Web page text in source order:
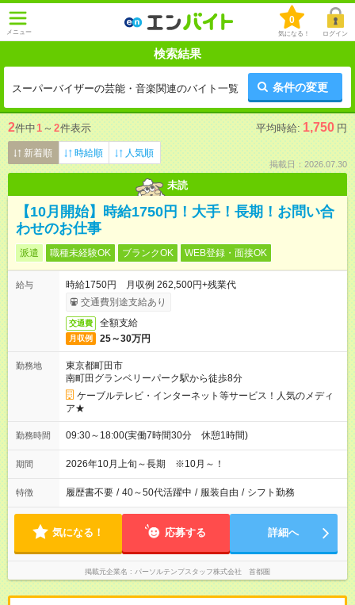
メニュー
0
気になる！ ログイン
検索結果
スーパーバイザーの芸能・音楽関連のバイト一覧 条件の変更
2件中1 ～ 2件表示 平均時給: 1,750 円
新着順 時給順 人気順
掲載日：2026.07.30
未読
【10月開始】時給1750円！大手！長期！お問い合
わせのお仕事
派遣 職種未経験OK ブランクOK WEB登録・面接OK
給与
時給1750円 月収例 262,500円+残業代
交通費別途支給あり
交通費 全額支給
月収例 25～30万円
勤務地
東京都町田市
南町田グランベリーパーク駅から徒歩8分
ケーブルテレビ・インターネット等サービス！人気のメディ
ア★
勤務時間 09:30～18:00(実働7時間30分 休憩1時間)
期間 2026年10月上旬～長期 ※10月～！
特徴 履歴書不要 / 40～50代活躍中 / 服装自由 / シフト勤務
気になる！ 応募する 詳細へ
掲載元企業名 パーソルテンプスタッフ株式会社 首都圏